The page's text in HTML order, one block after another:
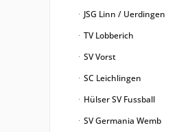
JSG Linn / Uerdingen
TV Lobberich
SV Vorst
SC Leichlingen
Hülser SV Fussball
SV Germania Wemb